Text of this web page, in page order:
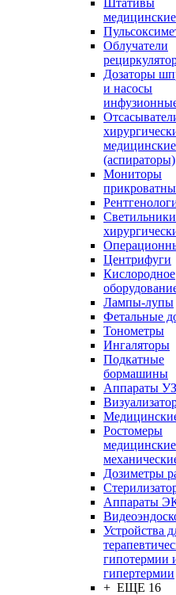
Штативы
медицинские
Облучатели
Дозаторы
и насосы
медицинские
(аспираторы)
Мониторы
Светильники
Центрифуги
Кислородное
Лампы-лупы
Фетальные
Тонометры
Ингаляторы
Подкатные
бормашины
Аппараты
Ростомеры
медицинские
Дозиметры
Аппараты
Устройства
гипотермии
гипертермии
+ ЕЩЕ 16